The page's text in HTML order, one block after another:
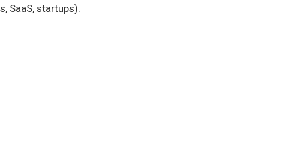
SaaS, startups).